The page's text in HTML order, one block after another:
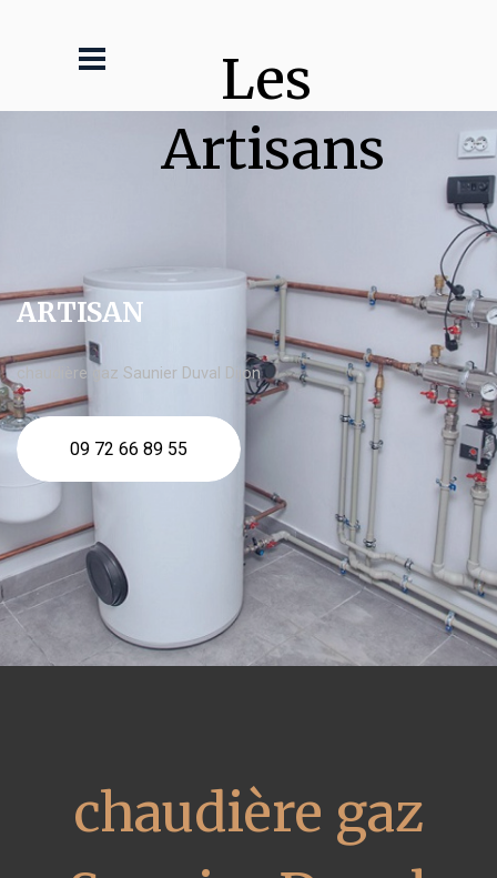
Les
Artisans
ARTISAN
chaudière gaz Saunier Duval Dijon
09 72 66 89 55
chaudière gaz